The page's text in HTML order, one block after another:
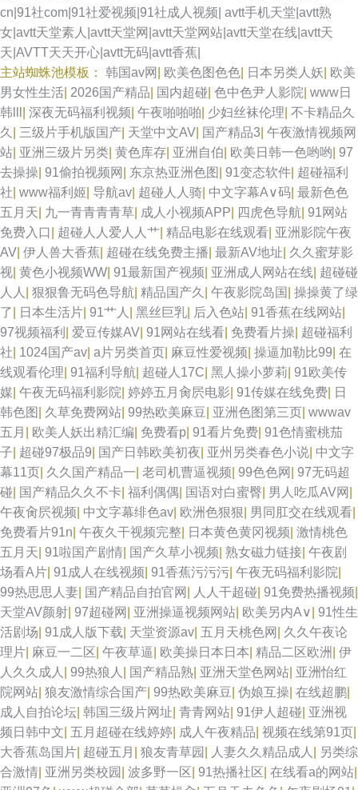
亚小电影 欧美一级韩国日本 激情文学另类av 超碰91人人 亚洲AV久久蜜芽
中文字幕禁忌乱偷 日韩国产对白 AV综合导航站 超碰99观看 97色资源综合网
天天干天天操B 韩国黄视频 91九色韩国 91动慢美女 神马午夜影院 天天操狠
狠操 国产HD女人 午夜色被窝 九九99福利视频 欧美性爱第三页 91AV欧美 五
月婷婷偷拍 www人人肏 国产肛交在线视频 91精片 久久青草线蕉国产 宅狼
社导航 成人美女免费黄色 成人欧美 午夜av免费 超碰97人人网 黑丝袜喷水视
频网 国产91白丝 91aiai 操逼久久www 超碰人人骑 黄色免费高清网站 成人
片在线视频 久久性交网p 91cn视频 九一新址z叉57 波多野一区 五月婷婷色
色 高清伦理 avtt一牛网 超碰在线青草97 高清午夜福利影院 玖玖麻豆 国产五
六区在线 97豆花 青青青操 国产精品福利社 97偷偷碰狼人 五月天婷婷色情图
午夜啪啪啪 超碰最新导航 另类影院 欧洲色淫网 国产精品9 91午夜福利 福利
电影午夜AV 极品性感91白丝 天天干天天添 午夜剧场看A片 91大茄子 国产又
色又爽视频 91蜜拍 韩日激情av 人妖三级片 久久国产网站 日本在www电影
日韩www千色 黄色小视频链接 人妖伪娘在线 草逼国产 操逼第50页 91视频
在线观看 日韩性爱导航 91一桃色
cn|91社com|91社爱视频|91社成人视频| avtt手机天堂|avtt熟
女|avtt天堂素人|avtt天堂网|avtt天堂网站|avtt天堂在线|avtt天
天|AVTT天天开心|avtt无码|avtt香蕉|
主站蜘蛛池模板： 韩国av网 欧美色图色色 日本另类人妖 欧美
男女性生活 2026国产精品 国内超碰 色中色尹人影院 www日
韩lll
深夜无码福利视频 午夜啪啪啪 少妇丝袜伦理 不卡精品久
久
三级片手机版国产 天堂中文AV 国产精品3 午夜激情视频网
站 亚洲三级片另类 黄色库存 亚洲自伯 欧美日韩一色哟哟 97
去操操 91偷拍视频网 东京热亚洲色图 91变态软件 超碰福利
社 www福利姬 导航av 超碰人人骑 中文字幕A∨码 最新色色
五月天 九一青青青青草 成人小视频APP 四虎色导航 91网站
免费入口
超碰人人爱人人艹 精品电影在线观看 亚洲影院午夜
AV 伊人兽大香蕉 超碰在线免费主播 最新AV地址 久久蜜芽影
视 黄色小视频WW 91最新国产视频 亚洲成人网站在线 超碰碰
人人
狠狠鲁无码色导航 精品国产久 午夜影院岛国
操操黄了绿
了
日本生活片 91艹人 黑丝巨乳 后入色站 91香蕉在线网站
97视频福利
爱豆传媒AV 91网站在线看 免费看片操 超碰福利
社 1024国产av a片另类首页 麻豆性爱视频 操逼加勒比99 在
线观看伦理 91福利导航 超碰人17C 黑人操小萝莉 91欧美传
媒 午夜无码福利影院 婷婷五月肏屄电影 91传媒在线免费
日
韩色图
久草免费网站 99热欧美麻豆 亚洲色图第三页 wwwav
五月
欧美人妖出精汇编 免费看p 91看片免费 91色情蜜桃茄
子 超碰97极品9 国产日韩欧美初夜 亚州另类春色小说 中文字
幕11页 久久国产精品一 老司机曹逼视频 99色色网
97无码超
碰
国产精品久久不卡 福利偶偶 国语对白蜜臀 男人吃瓜AV网
午夜肏屄视频 中文字幕绯色av 欧洲色狠狠 男同肛交在线观看
免费看片91n 午夜久干视频完整 日本黄色黄冈视频 激情桃色
五月天 91啦国产剧情 国产久草小视频 熟女磁力链接 午夜剧
场看A片 91成人在线视频 91香蕉污污污 午夜无码福利影院
99热思思人妻 国产精品自拍官网 人人干超碰 91免费热播视频
天堂AV颜射 97超碰网 亚洲操逼视频网站 欧美另内A∨
91性生
活剧场 91成人版下载 天堂资源av 五月天桃色网
久久午夜论
理片 麻豆一二区 午夜草逼 欧美操日本日本 精品二区欧洲
伊
人久久成人
99热狼人 国产精品熟 亚洲天堂色网站 亚洲怡红
院网站 狼友激情综合国产 99热欧美麻豆 伪娘互操 在线超鹏
成人自拍论坛 韩国三级片网址 青青网站 91伊人超碰 亚洲视
频日韩中文 五月超碰在线婷婷 成人午夜精品 视频在线第91页
大香蕉岛国片 超碰五月 狼友青草园 人妻久久精品成人
另类综
合激情 亚洲另类校园 波多野一区 91热播社区 在线看a的网站